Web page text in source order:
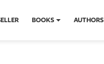
BOOKS AUTHORS